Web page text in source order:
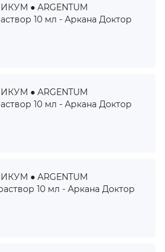
● ARGENTUM
10 мл - Аркана Доктор
● ARGENTUM
10 мл - Аркана Доктор
● ARGENTUM
10 мл - Аркана Доктор